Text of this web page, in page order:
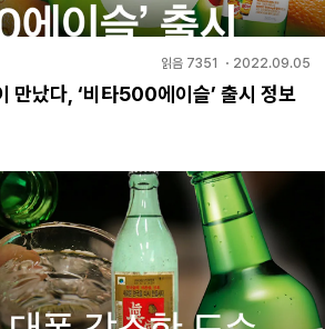
읽음 7351 ・ 2022.09.05
만났다, ‘비타500에이슬’ 출시 정보